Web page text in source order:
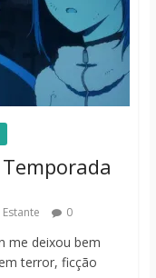
0
me deixou bem
terror, ficção